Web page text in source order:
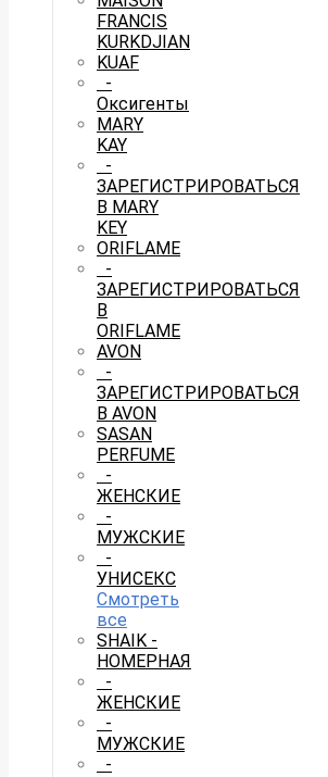
FRANCIS
KURKDJIAN
KUAF
-
Оксигенты
MARY
KAY
-
ЗАРЕГИСТРИРОВАТЬСЯ
В MARY
KEY
ORIFLAME
-
ЗАРЕГИСТРИРОВАТЬСЯ
В
ORIFLAME
AVON
-
ЗАРЕГИСТРИРОВАТЬСЯ
В AVON
SASAN
PERFUME
-
ЖЕНСКИЕ
-
МУЖСКИЕ
-
УНИСЕКС
Смотреть
все
SHAIK -
НОМЕРНАЯ
-
ЖЕНСКИЕ
-
МУЖСКИЕ
-